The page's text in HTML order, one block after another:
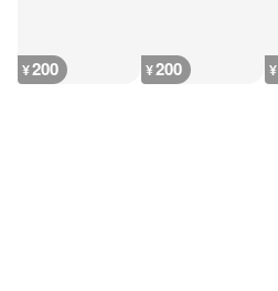
¥200 ¥200 ¥